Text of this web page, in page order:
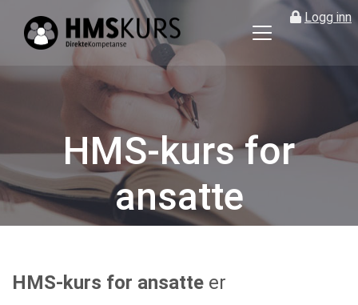
Logg inn
kurs
nett
for
ledere
og
verneombud
HMS-kurs for
ansatte
HMS-kurs for ansatte er